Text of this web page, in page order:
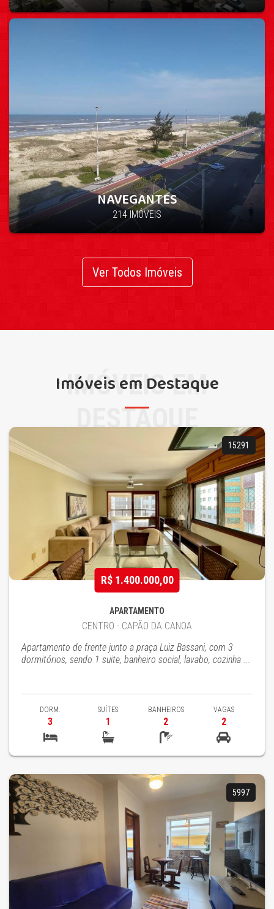
NAVEGANTES
214 IMÓVEIS
Ver Todos Imóveis
Imóveis em Destaque
IMÓVEIS EM
DESTAQUE
15291
R$ 1.400.000,00
APARTAMENTO
CENTRO - CAPÃO DA CANOA
Apartamento de frente junto a praça Luiz Bassani, com 3
dormitórios, sendo 1 suite, banheiro social, lavabo, cozinha ...
DORM.
3
SUÍTES
1
BANHEIROS
2
VAGAS
2
5997